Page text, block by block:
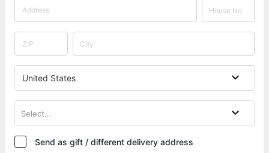
United States
Select...
Send as gift / different delivery address